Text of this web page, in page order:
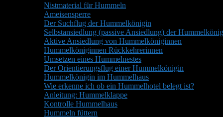
Nistmaterial für Hummeln
Ameisensperre
Der Suchflug der Hummelkönigin
Selbstansiedlung (passive Ansiedlung) der
Aktive Ansiedlung von Hummelköniginnen
Hummelköniginnen Rückkehrerinnen
Umsetzen eines Hummelnestes
Der Orientierungsflug einer Hummelkönigin
Hummelkönigin im Hummelhaus
Wie erkenne ich ob ein Hummelhotel belegt ist?
Anleitung: Hummelklappe
Kontrolle Hummelhaus
Hummeln füttern